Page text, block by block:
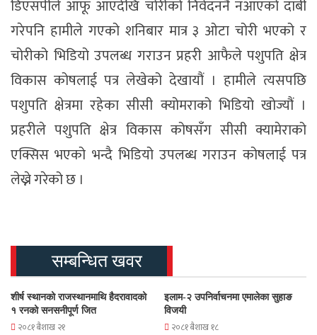
डिएसपीले आफू आएदेखि चोरीको निवेदननै नआएको दाबी
गरेपनि हामीले गएको शनिबार मात्र ३ ओटा चोरी भएको र
चोरीको भिडियो उपलब्ध गराउन प्रहरी आफैले पशुपति क्षेत्र
विकास कोषलाई पत्र लेखेको देखायौं । हामीले त्यसपछि
पशुपति क्षेत्रमा रहेका सीसी क्योमराको भिडियो खोज्यौं ।
प्रहरीले पशुपति क्षेत्र विकास कोषसँग सीसी क्यामेराको
एक्सिस भएको भन्दै भिडियो उपलब्ध गराउन कोषलाई पत्र
लेख्ने गरेको छ ।
सम्बन्धित खवर
शीर्ष स्थानको राजस्थानमाथि हैदरावादको
१ रनको सनसनीपूर्ण जित
२०८१ बैशाख २१
इलाम-२ उपनिर्वाचनमा एमालेका सुहाङ
विजयी
२०८१ बैशाख १८